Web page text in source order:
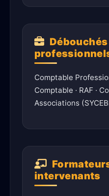
Débouchés
Comptable
Comptable · RAF ·
Associations
intervenants